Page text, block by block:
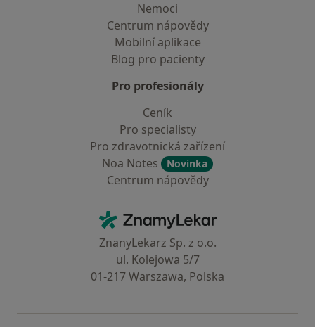
Nemoci
Centrum nápovědy
Mobilní aplikace
Blog pro pacienty
Pro profesionály
Ceník
Pro specialisty
Pro zdravotnická zařízení
Noa Notes
Novinka
Centrum nápovědy
ZnamyLekar - Hlavní stránka
ZnanyLekarz Sp. z o.o.
ul. Kolejowa 5/7
01-217 Warszawa, Polska